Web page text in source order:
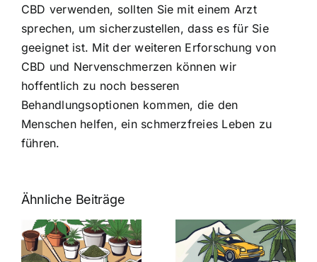
CBD verwenden, sollten Sie mit einem Arzt
sprechen, um sicherzustellen, dass es für Sie
geeignet ist. Mit der weiteren Erforschung von
CBD und Nervenschmerzen können wir
hoffentlich zu noch besseren
Behandlungsoptionen kommen, die den
Menschen helfen, ein schmerzfreies Leben zu
führen.
Ähnliche Beiträge
Neue THC-
Grenzwert-
Regelung:
Was Sie über
Cannabis
Samen